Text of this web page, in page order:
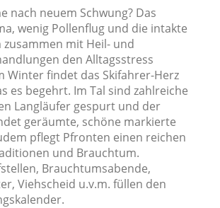
nach neuem Schwung? Das
wenig Pollenflug und die intakte
zusammen mit Heil- und
den Alltagsstress
Winter findet das Skifahrer-Herz
es begehrt. Im Tal sind zahlreiche
Langläufer gespurt und der
geräumte, schöne markierte
pflegt Pfronten einen reichen
und Brauchtum.
Brauchtumsabende,
Viehscheid u.v.m. füllen den